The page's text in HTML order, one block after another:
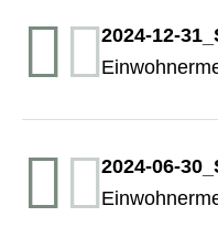
2024-12-
2024-06-